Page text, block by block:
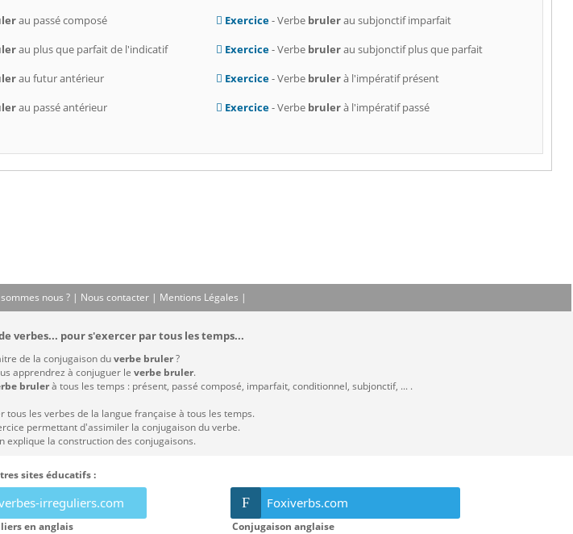
au passé composé
au plus que parfait de l'indicatif
au futur antérieur
au passé antérieur
Exercice- Verbe brulerau subjonctif imparfait
Exercice- Verbe brulerau subjonctif plus que parfait
Exercice- Verbe brulerà l'impératif présent
Exercice- Verbe brulerà l'impératif passé
nous ? | Nous contacter | Mentions Légales |
verbes... pour s'exercer par tous les temps...
de la conjugaison duverbe bruler?
apprendrez à conjuguer le verbe bruler.
brulerà tous les temps : présent, passé composé, imparfait, conditionnel, subjonctif, ... .
tous les verbes de la langue française à tous les temps.
permettant d'assimiler la conjugaison du verbe.
explique la construction des conjugaisons.
sites éducatifs :
irreguliers.com
en anglais
F Foxiverbs.com
Conjugaison anglaise